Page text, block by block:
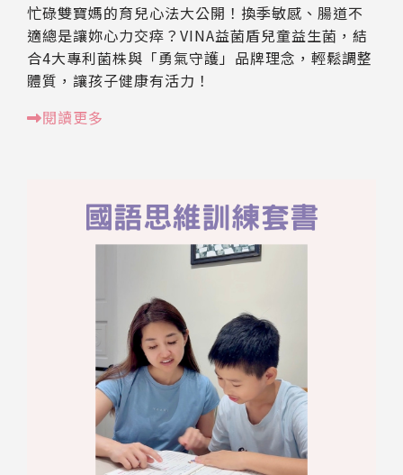
忙碌雙寶媽的育兒心法大公開！換季敏感、腸道不
適總是讓妳心力交瘁？VINA益菌盾兒童益生菌，結
合4大專利菌株與「勇氣守護」品牌理念，輕鬆調整
體質，讓孩子健康有活力！
閱讀更多